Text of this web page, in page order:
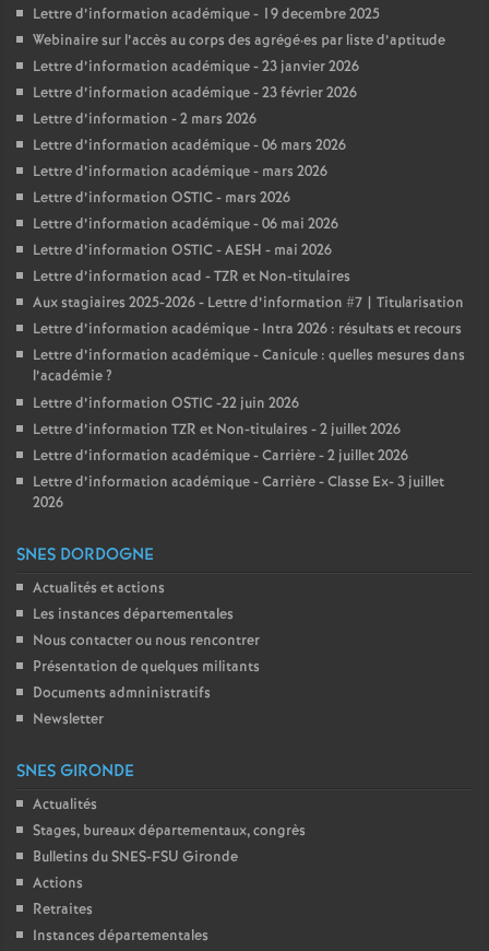
Lettre d’information académique - 19 decembre 2025
Webinaire sur l’accès au corps des agrégé·es par liste d’aptitude
Lettre d’information académique - 23 janvier 2026
Lettre d’information académique - 23 février 2026
Lettre d’information - 2 mars 2026
Lettre d’information académique - 06 mars 2026
Lettre d’information académique - mars 2026
Lettre d’information OSTIC - mars 2026
Lettre d’information académique - 06 mai 2026
Lettre d’information OSTIC - AESH - mai 2026
Lettre d’information acad - TZR et Non-titulaires
Aux stagiaires 2025-2026 - Lettre d’information #7 | Titularisation
Lettre d’information académique - Intra 2026 : résultats et recours
Lettre d’information académique - Canicule : quelles mesures dans
l’académie?
Lettre d’information OSTIC -22 juin 2026
Lettre d’information TZR et Non-titulaires - 2 juillet 2026
Lettre d’information académique - Carrière - 2 juillet 2026
Lettre d’information académique - Carrière - Classe Ex- 3 juillet
2026
SNES DORDOGNE
Actualités et actions
Les instances départementales
Nous contacter ou nous rencontrer
Présentation de quelques militants
Documents admninistratifs
Newsletter
SNES GIRONDE
Actualités
Stages, bureaux départementaux, congrès
Bulletins du SNES-FSU Gironde
Actions
Retraites
Instances départementales